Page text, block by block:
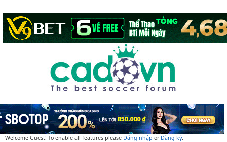
Welcome Guest! To enable all features please Đăng nhập orĐăng ký.